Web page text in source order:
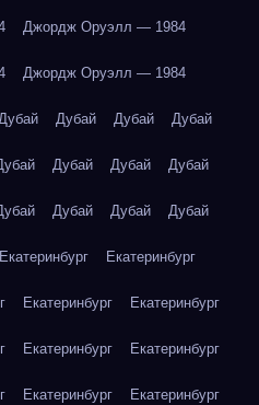
Джордж Оруэлл — 1984
Джордж Оруэлл — 1984
Дубай Дубай Дубай
Дубай Дубай Дубай
Дубай Дубай Дубай
Екатеринбург Екатеринбург
Екатеринбург Екатеринбург
Екатеринбург Екатеринбург
Екатеринбург Екатеринбург